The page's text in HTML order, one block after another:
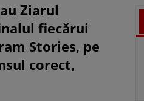
Ziarul
fiecărui
Stories, pe
corect,